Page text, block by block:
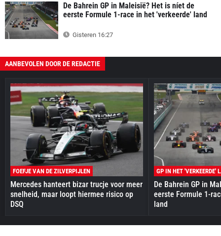
De Bahrein GP in Maleisië? Het is níet de
eerste Formule 1-race in het 'verkeerde' land
Gisteren 16:27
AANBEVOLEN DOOR DE REDACTIE
FOEFJE VAN DE ZILVERPIJLEN
Mercedes hanteert bizar trucje voor meer
snelheid, maar loopt hiermee risico op
DSQ
GP IN HET 'VERKEERDE'
De Bahrein GP in
eerste Formule 1-
land